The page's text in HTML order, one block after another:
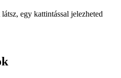
egy kattintással jelezheted